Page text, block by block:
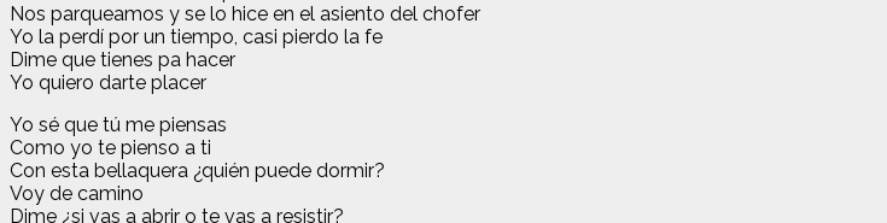
Nos parqueamos y se lo hice en el asiento del chofer
Yo la perdí por un tiempo, casi pierdo la fe
Dime que tienes pa hacer
Yo quiero darte placer
Yo sé que tú me piensas
Como yo te pienso a ti
Con esta bellaquera ¿quién puede dormir?
Voy de camino
Dime ¿si vas a abrir o te vas a resistir?